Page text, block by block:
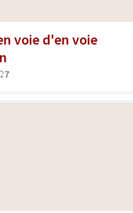
voie d'en voie
7